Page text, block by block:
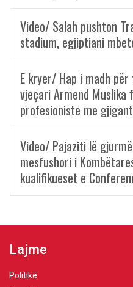
Video/ Salah pushton
stadium, egjiptiani
E kryer/ Hap i madh
vjeçari Armend
profesioniste me
Video/ Pajaziti lë
mesfushori i
kualifikueset e
Lajme
Politikë